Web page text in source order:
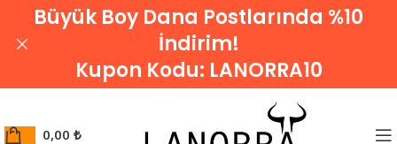
0,00 ₺
Büyük Boy Dana Postlarında %10
İndirim!
Kupon Kodu: LANORRA10